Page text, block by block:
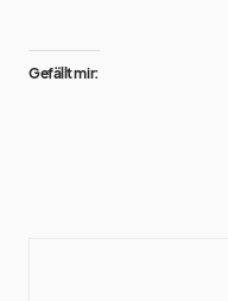
Gefällt mir: